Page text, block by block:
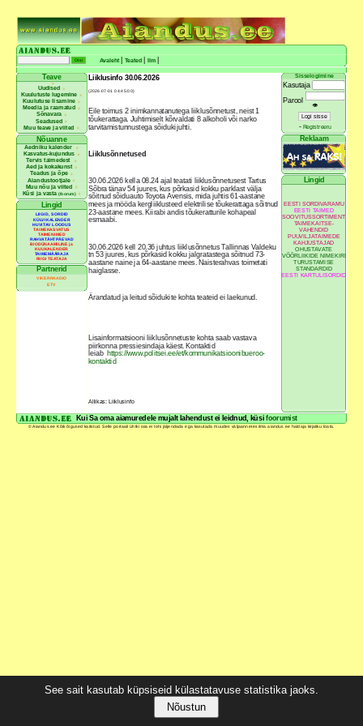
See sait kasutab küpsiseid külastatavuse statistika jaoks.
Nõustun
Avaleht Teated Ilm
Teave
Uudised
Kuulutuste lugemine
Kuulutuse lisamine
Meedia ja raamatud
Sõnavara
Seadused
Muu teave ja viited
Nõuanne
Aedniku kalender
Kasvatus-kujundus
Tervis taimedest
Aed ja kokakunst
Teadus ja õpe
Aiandustootjale
Muu nõu ja viited
Küsi ja vasta(foorum)
Lingid
LIIGID, SORDID
KÜLVIKALENDER
HUVITAV LOODUS
TAIMEKASVATUS
TAIMENIMED
RAHVATÄHTPÄEVAD
BIODÜNAAMILINE ja
KUUKALENDER
TAIMEMÄÄRAJA
RIIGI TEATAJA
Partnerid
VIKERRAADIO
ETV
Liiklusinfo 30.06.2026
(2026-07-01 04:45:00)
Eile toimus 2 inimkannatanutega liiklusõnnetust, neist 1
tõukerattaga. Juhtimiselt kõrvaldati 8 alkoholi või narko
tarvitamistunnustega sõidukijuhti.
Liiklusõnnetused
30.06.2026 kella 08.24 ajal teatati liiklusõnnetusest Tartus
Sõbra tänav 54 juures, kus põrkasid kokku parklast välja
sõitnud sõiduauto Toyota Avensis, mida juhtis 61-aastane
mees ja mööda kergliiklusteed elektrilise tõukerattaga sõitnud
23-aastane mees. Kiirabi andis tõukeratturile kohapeal
esmaabi.
30.06.2026 kell 20.36 juhtus liiklusõnnetus Tallinnas Valdeku
tn 53 juures, kus põrkasid kokku jalgratastega sõitnud 73-
aastane naine ja 64-aastane mees. Naisterahvas toimetati
haiglasse.
Ärandatud ja leitud sõidukite kohta teateid ei laekunud.
Lisainformatsiooni liiklusõnnetuste kohta saab vastava
piirkonna pressiesindaja käest. Kontaktid
leiab https://www.politsei.ee/et/kommunikatsioonibueroo-
kontaktid
Allikas: Liiklusinfo
Sisselogimine
Kasutaja
Parool
👁
- Registreeru
Reklaam
Lingid
EESTI SORDIVARAMU
EESTI TAIMED
SOOVITUSSORTIMENT
TAIMEKAITSE-
VAHENDID
PUUVILJATAIMEDE
KAHJUSTAJAD
OHUSTAVATE
VÕÕRLIIKIDE NIMEKIRI
TURUSTAMISE
STANDARDID
EESTI KARTULISORDID
Kui Sa oma aiamuredele mujalt lahendust ei leidnud, küsi foorumist
© Aiandus.ee Kõik õigused kaitstud. Selle portaali ühtki osa ei tohi jäljendada ega kasutada muudes väljaannetes ilma aiandus.ee haldaja kirjaliku loata.